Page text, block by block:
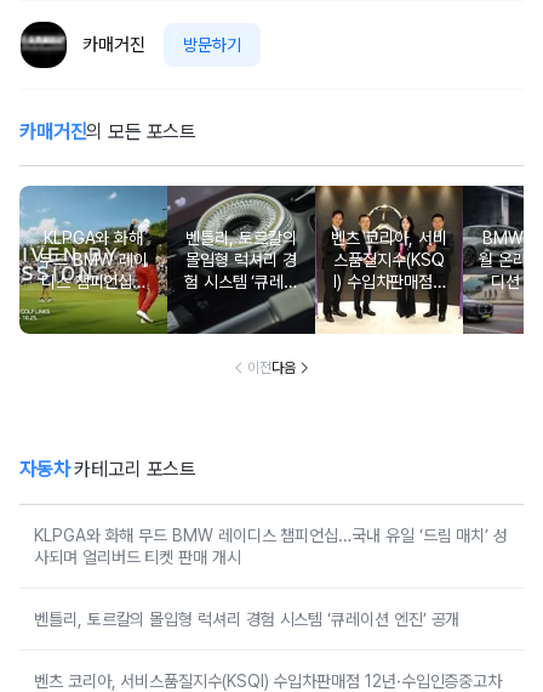
카매거진 방문하기
카매거진의 모든 포스트
KLPGA와 화해
무드 BMW 레이
디스 챔피언십…
국내 유일 ‘드림
매치’ 성사되며 얼
벤틀리, 토르칼의
몰입형 럭셔리 경
험 시스템 ‘큐레이
션 엔진’ 공개
벤츠 코리아, 서비
스품질지수(KSQ
I) 수입차판매점 1
2년·수입인증중고
차 6년 연속 1위
BMW
월 온라
디션 3
이전다음
자동차카테고리 포스트
KLPGA와 화해 무드 BMW 레이디스 챔피언십…국내 유일 ‘드림 매치’ 성
사되며 얼리버드 티켓 판매 개시
벤틀리, 토르칼의 몰입형 럭셔리 경험 시스템 ‘큐레이션 엔진’ 공개
벤츠 코리아, 서비스품질지수(KSQI) 수입차판매점 12년·수입인증중고차